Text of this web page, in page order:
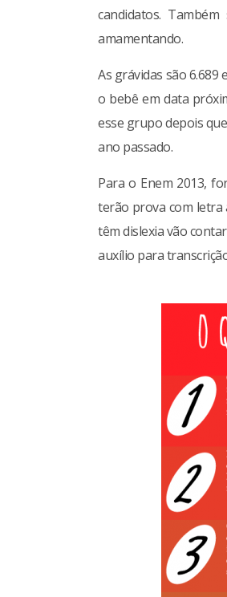
candidatos.
amamentando.
As grávidas são
o bebê em data
esse grupo depois
ano passado.
Para o Enem 2013,
terão prova com letra
têm dislexia vão
auxílio para